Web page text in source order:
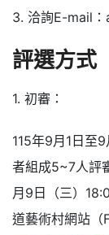
3. 洽詢E-mail：
評選方式
1. 初審：
115年9月1日至
者組成5~7人評
月9日（三）
道藝術村網站（